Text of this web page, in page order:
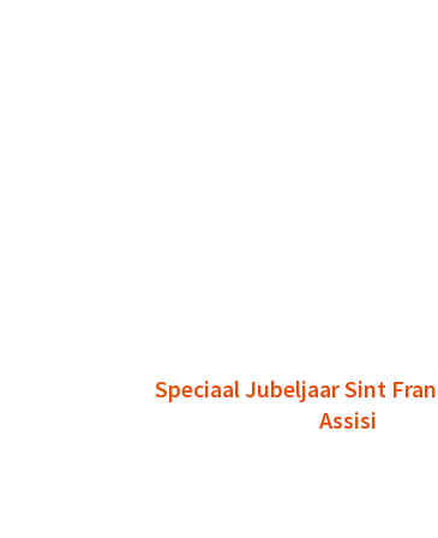
Speciaal Jubeljaar Sint
Assisi